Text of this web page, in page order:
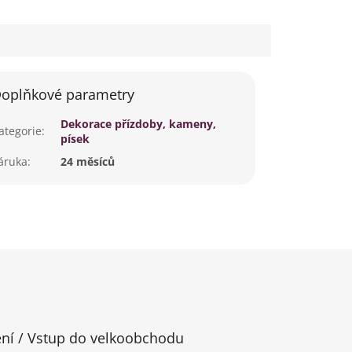
parametry
:
Dekorace přízdoby, kameny,
písek
: 24 měsíců
/ Vstup do velkoobchodu